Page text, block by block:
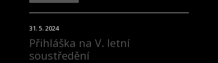
31. 5. 2024
Přihláška na V. letní
soustředění